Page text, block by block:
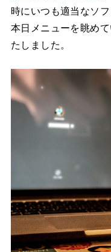
時にいつも適当なソ
本日メニューを眺め
たしました。